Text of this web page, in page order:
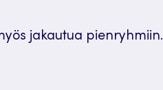
jakautua pienryhmiin.